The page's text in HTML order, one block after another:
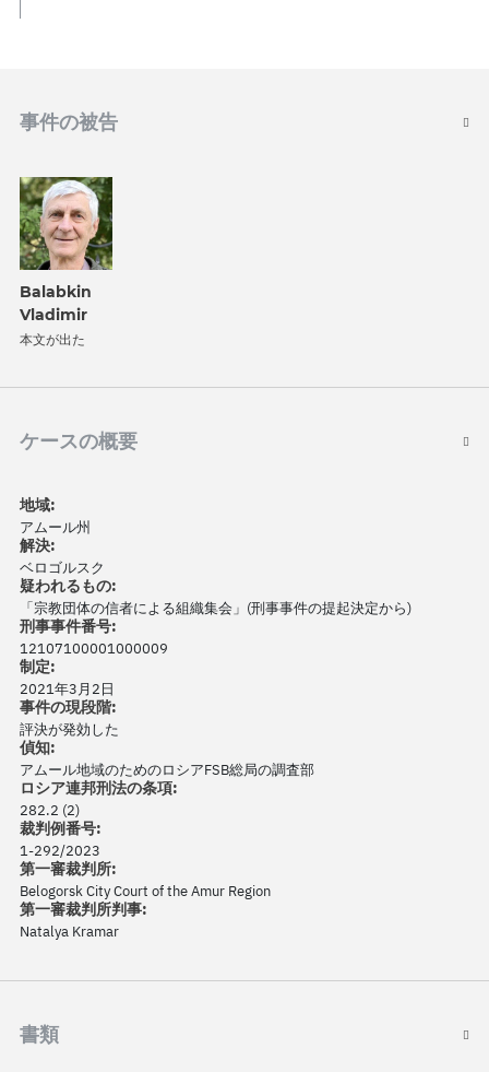
事件の被告
Balabkin
Vladimir
本文が出た
ケースの概要
地域:
アムール州
解決:
ベロゴルスク
疑われるもの:
「宗教団体の信者による組織集会」(刑事事件の提起決定から)
刑事事件番号:
12107100001000009
制定:
2021年3月2日
事件の現段階:
評決が発効した
偵知:
アムール地域のためのロシアFSB総局の調査部
ロシア連邦刑法の条項:
282.2 (2)
裁判例番号:
1-292/2023
第一審裁判所:
Belogorsk City Court of the Amur Region
第一審裁判所判事:
Natalya Kramar
書類